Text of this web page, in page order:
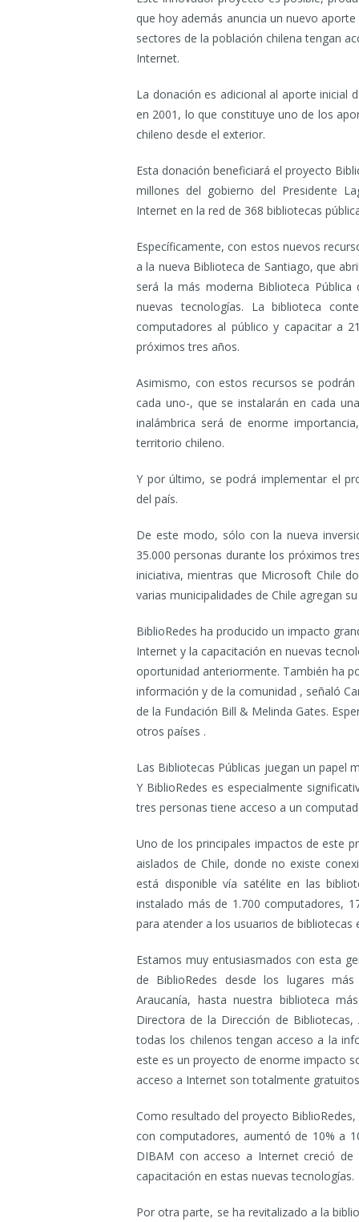
que hoy además anuncia un nuevo
sectores de la población chilena tengan
Internet.
La donación es adicional al aporte inicial
en 2001, lo que constituye uno de los
chileno desde el exterior.
Esta donación beneficiará el proyecto
millones del gobierno del Presidente
Internet en la red de 368 bibliotecas
Específicamente, con estos nuevos
a la nueva Biblioteca de Santiago, que
será la más moderna Biblioteca
nuevas tecnologías. La biblioteca
computadores al público y capacitar a
próximos tres años.
Asimismo, con estos recursos se
cada uno-, que se instalarán en cada
inalámbrica será de enorme
territorio chileno.
Y por último, se podrá implementar el
del país.
De este modo, sólo con la nueva
35.000 personas durante los próximos
iniciativa, mientras que Microsoft Chile
varias municipalidades de Chile agregan
BiblioRedes ha producido un impacto
Internet y la capacitación en nuevas
oportunidad anteriormente. También ha
información y de la comunidad , señaló
de la Fundación Bill & Melinda Gates.
otros países .
Las Bibliotecas Públicas juegan un papel
Y BiblioRedes es especialmente
tres personas tiene acceso a un
Uno de los principales impactos de este
aislados de Chile, donde no existe
está disponible vía satélite en las
instalado más de 1.700 computadores,
para atender a los usuarios de bibliotecas
Estamos muy entusiasmados con esta
de BiblioRedes desde los lugares
Araucanía, hasta nuestra biblioteca
Directora de la Dirección de
todas los chilenos tengan acceso a la
este es un proyecto de enorme impacto
acceso a Internet son totalmente
Como resultado del proyecto
con computadores, aumentó de 10% a
DIBAM con acceso a Internet creció
capacitación en estas nuevas tecnologías.
Por otra parte, se ha revitalizado a la